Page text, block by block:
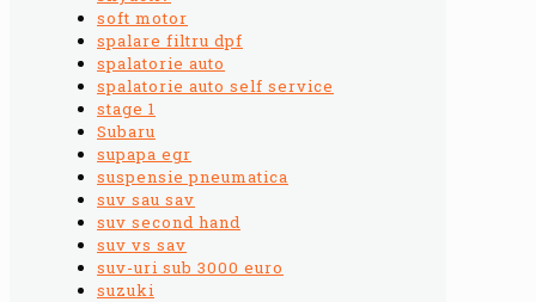
soft motor
spalare filtru dpf
spalatorie auto
spalatorie auto self service
stage 1
Subaru
supapa egr
suspensie pneumatica
suv sau sav
suv second hand
suv vs sav
suv-uri sub 3000 euro
suzuki